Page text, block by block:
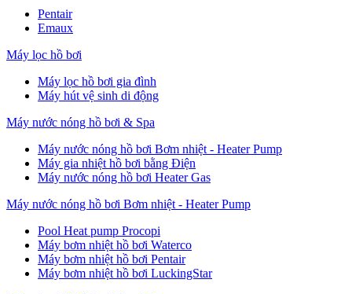
Pentair
Emaux
Máy lọc hồ bơi
Máy lọc hồ bơi gia đình
Máy hút vệ sinh di động
Máy nước nóng hồ bơi & Spa
Máy nước nóng hồ bơi Bơm nhiệt - Heater Pump
Máy gia nhiệt hồ bơi bằng Điện
Máy nước nóng hồ bơi Heater Gas
Máy nước nóng hồ bơi Bơm nhiệt - Heater Pump
Pool Heat pump Procopi
Máy bơm nhiệt hồ bơi Waterco
Máy bơm nhiệt hồ bơi Pentair
Máy bơm nhiệt hồ bơi LuckingStar